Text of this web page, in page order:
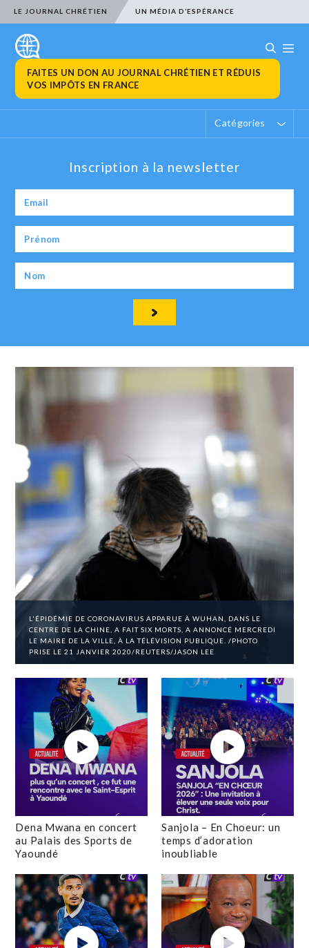
LE JOURNAL CHRÉTIEN UN MÉDIA D’ESPÉRANCE
FAITES UN DON AU JOURNAL CHRÉTIEN ET RÉDUIS
VOS IMPÔTS EN FRANCE
Catégories
Inscription à la newsletter
L'ÉPIDÉMIE DE CORONAVIRUS APPARUE À WUHAN, DANS LE
CENTRE DE LA CHINE, A FAIT SIX MORTS, A ANNONCÉ MERCREDI
LE MAIRE DE LA VILLE, À LA TÉLÉVISION PUBLIQUE. /PHOTO
PRISE LE 21 JANVIER 2020/REUTERS/JASON LEE
Dena Mwana en concert
au Palais des Sports de
Yaoundé
Sanjola – En Choeur: un
temps d’adoration
inoubliable